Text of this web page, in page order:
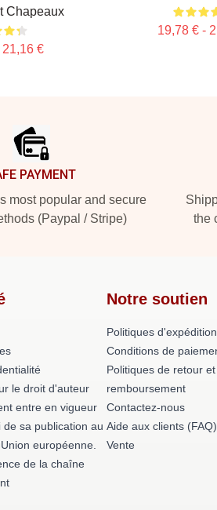
Chapeaux
€
19,78 € -
PAYMENT
most popular and secure
(Paypal / Stripe)
the
le droit d'auteur
entre en vigueur
sa publication au
européenne.
de la chaîne
Notre soutien
Politiques
Conditions de
Politiques de retour
remboursement
Contactez-nous
Aide aux clients (FAQ)
Vente